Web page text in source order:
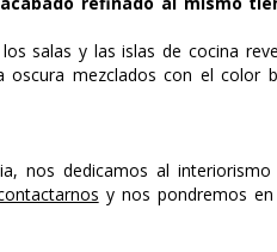
salas y las islas de cocina
mezclados con el color
nos dedicamos al
y nos pondremos